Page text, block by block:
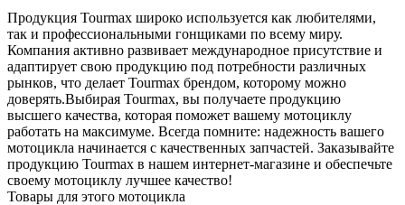
Продукция Tourmax широко используется как любителями,
так и профессиональными гонщиками по всему миру.
Компания активно развивает международное присутствие и
адаптирует свою продукцию под потребности различных
рынков, что делает Tourmax брендом, которому можно
доверять.Выбирая Tourmax, вы получаете продукцию
высшего качества, которая поможет вашему мотоциклу
работать на максимуме. Всегда помните: надежность вашего
мотоцикла начинается с качественных запчастей. Заказывайте
продукцию Tourmax в нашем интернет-магазине и обеспечьте
своему мотоциклу лучшее качество!
Товары для этого мотоцикла